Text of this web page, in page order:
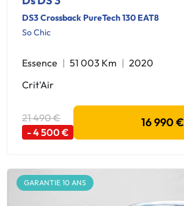
DS3 Crossback PureTech 130 EAT8
So Chic
Essence 51 003 Km
2020
Crit'Air
21 490 €
- 4 500 €
16 990 €
GARANTIE 10 ANS